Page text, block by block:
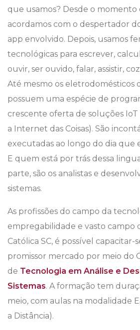
que usamos? Desde o momento
acordamos com o despertador
app envolvido. Depois, usamos
tecnológicas para escrever,
ouvir, ser ouvido, falar, assistir,
Até mesmo os eletrodomésticos
possuem uma espécie de
crescente oferta de soluções
a Internet das Coisas). São
executadas ao longo do dia que
E quem está por trás dessa
parte, são os analistas e
sistemas.
As profissões do campo da
empregabilidade e vasto campo
Católica SC, é possível capacitar-
promissor mercado por meio do
de Tecnologia em Análise e
Sistemas. A formação tem
meio, com aulas na modalidade
a Distância).